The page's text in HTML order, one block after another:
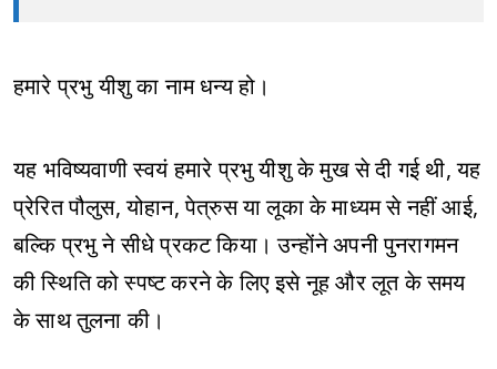
हमारे प्रभु यीशु का नाम धन्य हो।
यह भविष्यवाणी स्वयं हमारे प्रभु यीशु के मुख से दी गई थी, यह
प्रेरित पौलुस, योहान, पेत्रुस या लूका के माध्यम से नहीं आई,
बल्कि प्रभु ने सीधे प्रकट किया। उन्होंने अपनी पुनरागमन
की स्थिति को स्पष्ट करने के लिए इसे नूह और लूत के समय
के साथ तुलना की।